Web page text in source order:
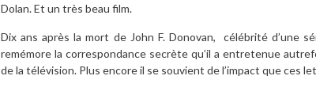
Dolan.Et un très beau film.
Dix ans après la mort de John F. Donovan,
célébrité d’une
remémore la correspondance secrète qu’il a entretenue
de la télévision. Plus encore il se souvient de l’impact que ces